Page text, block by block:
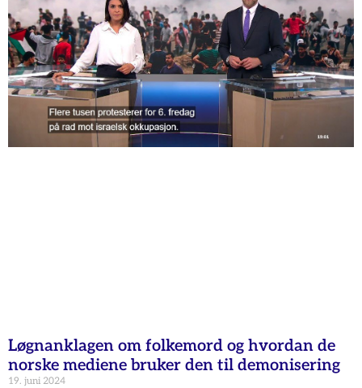
Løgnanklagen om folkemord og hvordan de
norske mediene bruker den til demonisering
19. juni 2024